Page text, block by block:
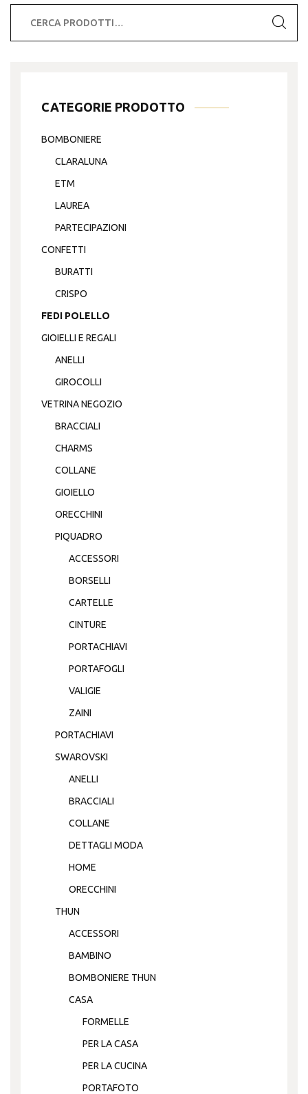
CATEGORIE PRODOTTO
BOMBONIERE
CLARALUNA
ETM
LAUREA
PARTECIPAZIONI
CONFETTI
BURATTI
CRISPO
FEDI POLELLO
GIOIELLI E REGALI
ANELLI
GIROCOLLI
VETRINA NEGOZIO
BRACCIALI
CHARMS
COLLANE
GIOIELLO
ORECCHINI
PIQUADRO
ACCESSORI
BORSELLI
CARTELLE
CINTURE
PORTACHIAVI
PORTAFOGLI
VALIGIE
ZAINI
PORTACHIAVI
SWAROVSKI
ANELLI
BRACCIALI
COLLANE
DETTAGLI MODA
HOME
ORECCHINI
THUN
ACCESSORI
BAMBINO
BOMBONIERE THUN
CASA
FORMELLE
PER LA CASA
PER LA CUCINA
PORTAFOTO